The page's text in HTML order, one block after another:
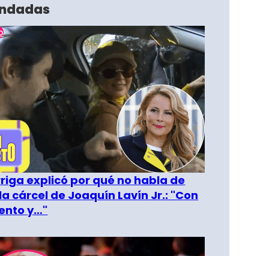
explicó por qué no habla de
cárcel de Joaquín Lavín Jr.: "Con
y…"